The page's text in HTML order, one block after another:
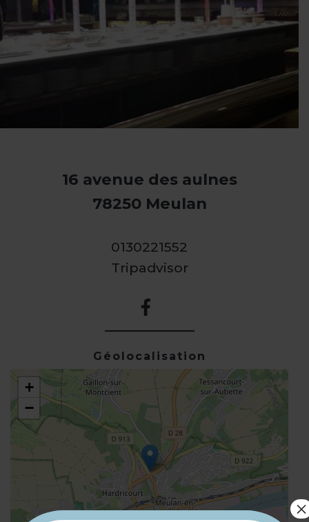
16 avenue des aulnes
78250 Meulan
0130221552
Tripadvisor
Géolocalisation
+
−
×